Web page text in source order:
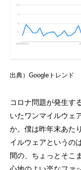
出典）Googleトレンド
コロナ問題が発生す
いたワンマイルウェ
か。僕は昨年末あた
イルウェアというの
間の、ちょっとそこ